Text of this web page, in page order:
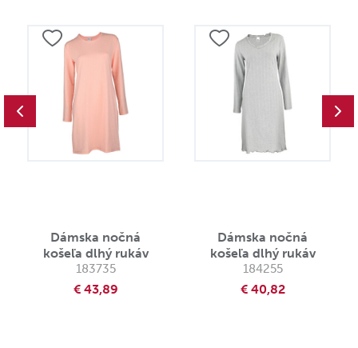
Dámska nočná
košeľa dlhý rukáv
183735
€ 43,89
Dámska nočná
košeľa dlhý rukáv
184255
€ 40,82